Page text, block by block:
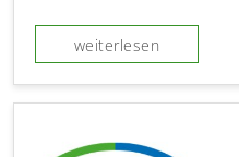
weiterlesen